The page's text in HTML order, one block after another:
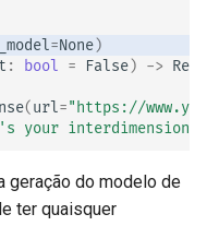
=None)
: bool = False) ->
(url="https://
your
geração do modelo de
ter quaisquer